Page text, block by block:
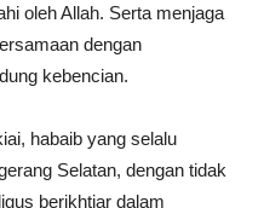
oleh Allah. Serta menjaga
dengan
kebencian.
habaib yang selalu
Selatan, dengan tidak
berikhtiar dalam